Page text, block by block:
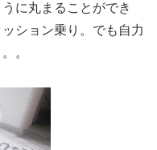
に丸まることができ
ション乗り。でも自力
。